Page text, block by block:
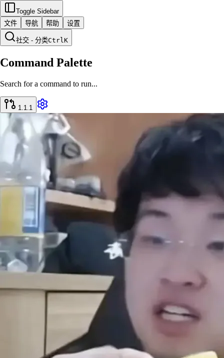
Toggle Sidebar
文件
导航 帮助 设置
社交 - 分类CtrlK
Command Palette
Search for a command to run...
1.1.1